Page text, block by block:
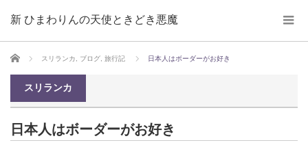
新 ひまわりんの天使ときどき悪魔
ホーム スリランカ ブログ 旅行記 日本人はボーダーがお好き
スリランカ
日本人はボーダーがお好き